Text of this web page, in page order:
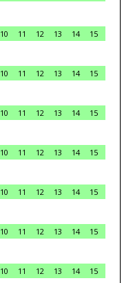
10 11 12 13 14
15
10 11 12 13 14
15
10 11 12 13 14
15
10 11 12 13 14
15
10 11 12 13 14
15
10 11 12 13 14
15
10 11 12 13 14
15